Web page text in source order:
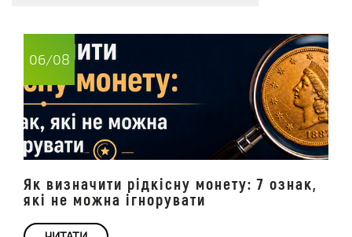
06/08
Як визначити рідкісну монету: 7 ознак,
які не можна ігнорувати